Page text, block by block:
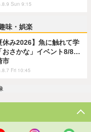
Sun 9:15
味・娯楽
休み2026】魚に触れて学
おさかな」イベント8/8…
市
Fri 10:45